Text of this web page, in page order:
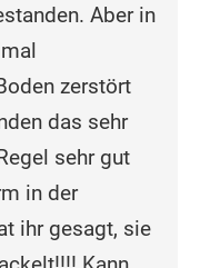
Aber in
zerstört
das sehr
sehr gut
in der
ihr gesagt, sie